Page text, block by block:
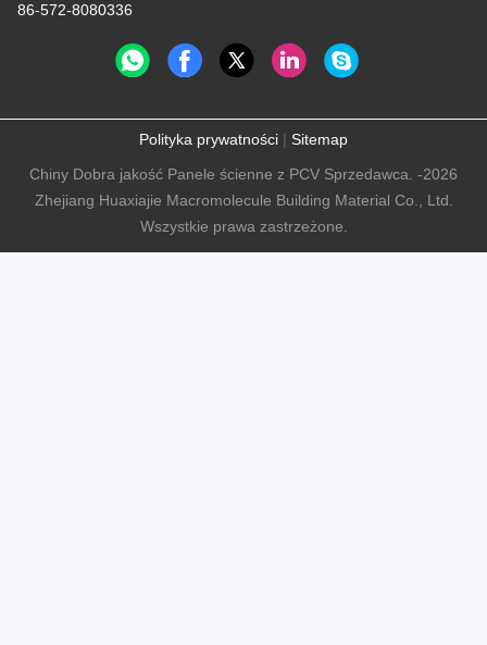
86-572-8080336
Polityka prywatności | Sitemap
Chiny Dobra jakość Panele ścienne z PCV Sprzedawca. -2026
Zhejiang Huaxiajie Macromolecule Building Material Co., Ltd.
Wszystkie prawa zastrzeżone.